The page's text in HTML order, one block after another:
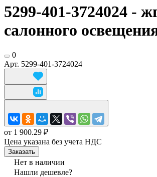
5299-401-3724024 -
салонного
0
Арт. 5299-401-3724024
от 1 900.29 ₽
Цена указана без учета НДС
Заказать
Нет в наличии
Нашли дешевле?